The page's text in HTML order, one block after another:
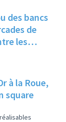
des bancs
de
les
à la Roue,
square